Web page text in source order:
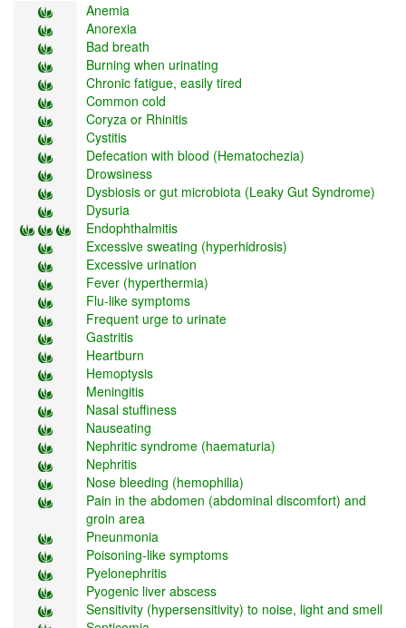
Anemia
Anorexia
Bad breath
Burning when urinating
Chronic fatigue, easily tired
Common cold
Coryza or Rhinitis
Cystitis
Defecation with blood (Hematochezia)
Drowsiness
Dysbiosis or gut microbiota (Leaky Gut Syndrome)
Dysuria
Endophthalmitis
Excessive sweating (hyperhidrosis)
Excessive urination
Fever (hyperthermia)
Flu-like symptoms
Frequent urge to urinate
Gastritis
Heartburn
Hemoptysis
Meningitis
Nasal stuffiness
Nauseating
Nephritic syndrome (haematuria)
Nephritis
Nose bleeding (hemophilia)
Pain in the abdomen (abdominal discomfort) and
groin area
Pneunmonia
Poisoning-like symptoms
Pyelonephritis
Pyogenic liver abscess
Sensitivity (hypersensitivity) to noise, light and smell